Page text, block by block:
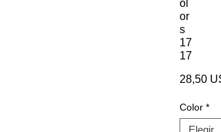
ol
or
s
17
17
28,50
Color *